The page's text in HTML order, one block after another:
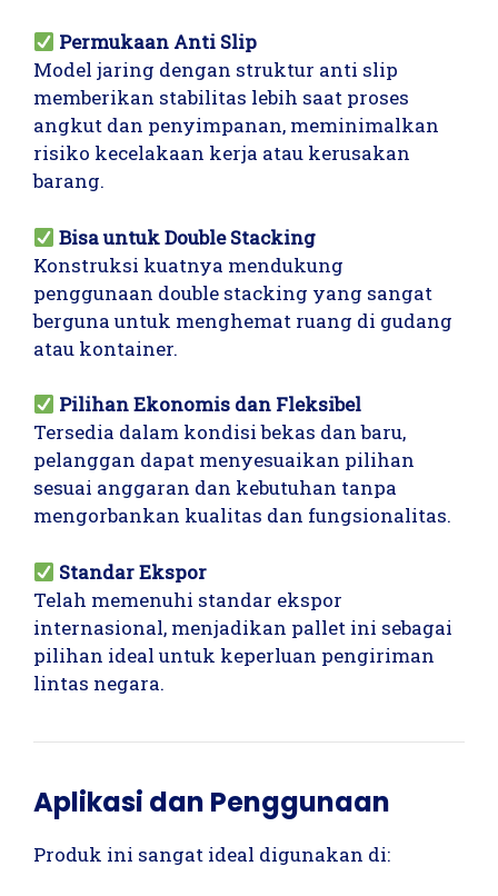
Permukaan Anti Slip
Model jaring dengan struktur anti slip
memberikan stabilitas lebih saat proses
angkut dan penyimpanan, meminimalkan
risiko kecelakaan kerja atau kerusakan
barang.
Bisa untuk Double Stacking
Konstruksi kuatnya mendukung
penggunaan double stacking yang sangat
berguna untuk menghemat ruang di gudang
atau kontainer.
Pilihan Ekonomis dan Fleksibel
Tersedia dalam kondisi bekas dan baru,
pelanggan dapat menyesuaikan pilihan
sesuai anggaran dan kebutuhan tanpa
mengorbankan kualitas dan fungsionalitas.
Standar Ekspor
Telah memenuhi standar ekspor
internasional, menjadikan pallet ini sebagai
pilihan ideal untuk keperluan pengiriman
lintas negara.
Aplikasi dan Penggunaan
Produk ini sangat ideal digunakan di: